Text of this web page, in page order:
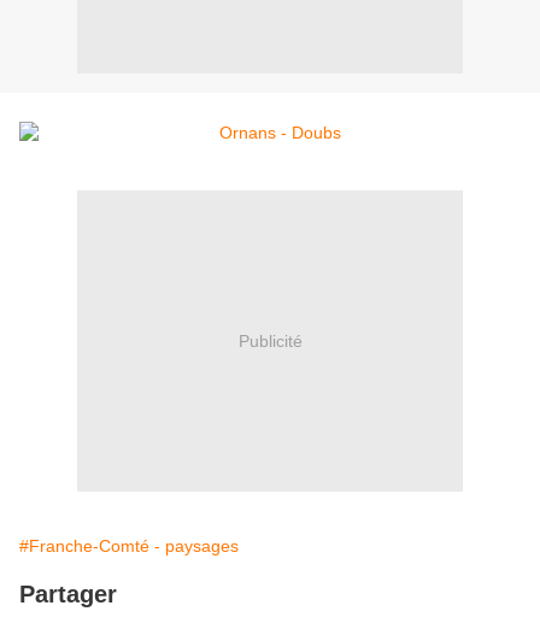
Publicité
#Franche-Comté - paysages
Partager